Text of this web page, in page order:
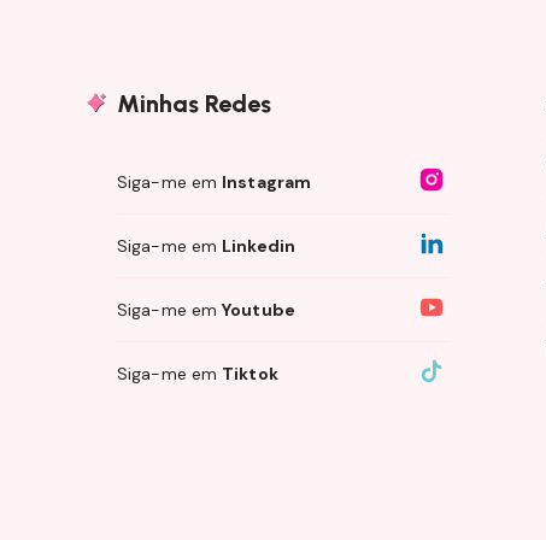
Minhas Redes
Siga-me em Instagram
Siga-me em Linkedin
Siga-me emYoutube
Siga-me em Tiktok